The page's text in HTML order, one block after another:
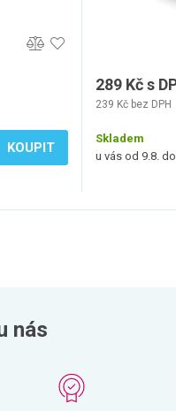
KOUPIT
289 Kč s
239 Kč bez DPH
Skladem
u vás od 9.8.
nás